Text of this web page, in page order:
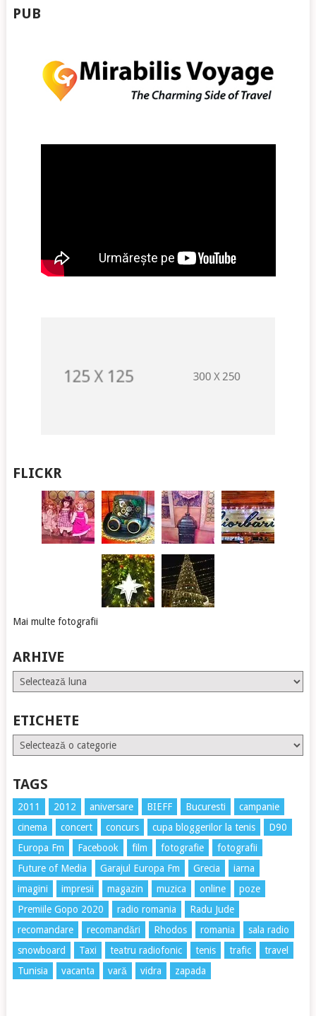
PUB
FLICKR
Mai multe fotografii
ARHIVE
Arhive
ETICHETE
Etichete
TAGS
2011 2012 aniversare BIEFF Bucuresti
campanie
cinema
concert concurs cupa bloggerilor la tenis
D90
Europa Fm
Facebook film fotografie
fotografii
Future of Media
Garajul Europa Fm Grecia
iarna
imagini
impresii magazin muzica online
poze
Premiile Gopo 2020
radio romania
Radu Jude
recomandare
recomandări Rhodos romania
sala radio
snowboard
Taxi teatru radiofonic tenis trafic
travel
Tunisia
vacanta vară vidra zapada